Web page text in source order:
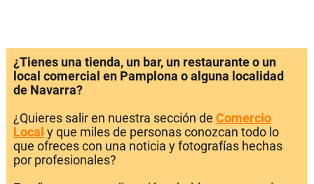
¿Tienes una tienda, un bar, un restaurante o un
local comercial en Pamplona o alguna localidad
de Navarra?
¿Quieres salir en nuestra sección de Comercio
Local y que miles de personas conozcan todo lo
que ofreces con una noticia y fotografías hechas
por profesionales?